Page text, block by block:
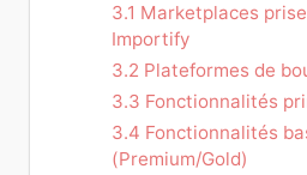
3.1 Marketplaces
Importify
3.2 Plateformes de
3.3 Fonctionnalités
3.4 Fonctionnalités
(Premium/Gold)